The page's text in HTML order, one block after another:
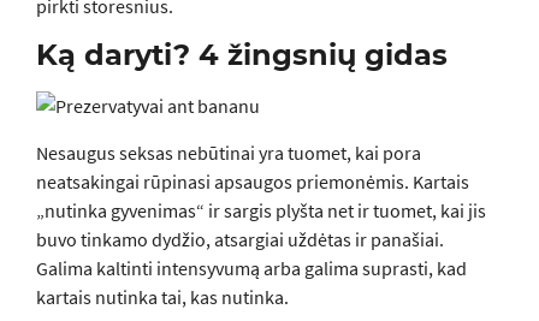
pirkti storesnius.
Ką daryti? 4 žingsnių gidas
Nesaugus seksas nebūtinai yra tuomet, kai pora
neatsakingai rūpinasi apsaugos priemonėmis. Kartais
„nutinka gyvenimas“ ir sargis plyšta net ir tuomet, kai jis
buvo tinkamo dydžio, atsargiai uždėtas ir panašiai.
Galima kaltinti intensyvumą arba galima suprasti, kad
kartais nutinka tai, kas nutinka.